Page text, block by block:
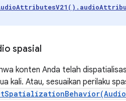
spasial
konten Anda telah
kali. Atau, sesuaikan perilaku